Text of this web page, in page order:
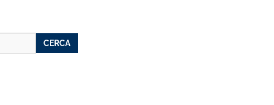
CERCA